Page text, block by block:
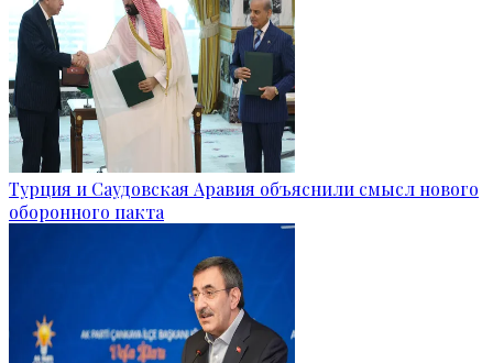
Турция и Саудовская Аравия объяснили смысл нового
оборонного пакта